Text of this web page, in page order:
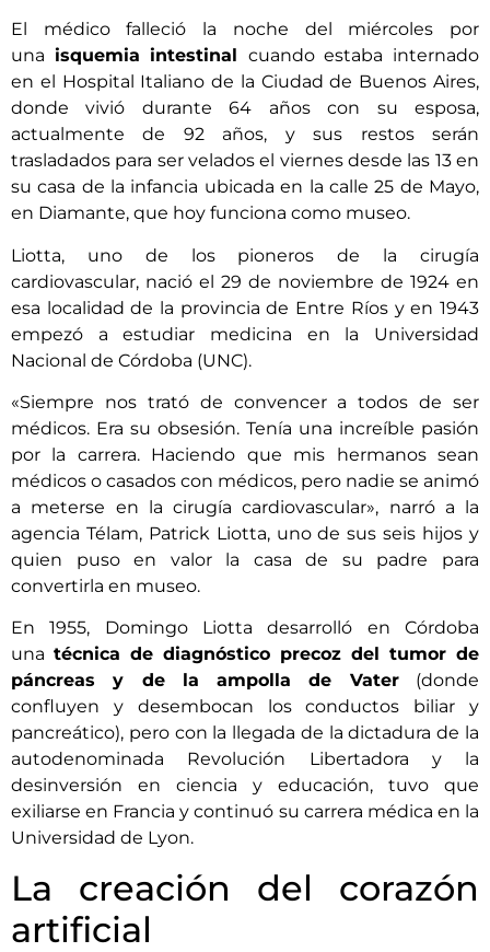
El médico falleció la noche del miércoles por
una isquemia intestinal cuando estaba internado
en el Hospital Italiano de la Ciudad de Buenos Aires,
donde vivió durante 64 años con su esposa,
actualmente de 92 años, y sus restos serán
trasladados para ser velados el viernes desde las 13 en
su casa de la infancia ubicada en la calle 25 de Mayo,
en Diamante, que hoy funciona como museo.
Liotta, uno de los pioneros de la cirugía
cardiovascular, nació el 29 de noviembre de 1924 en
esa localidad de la provincia de Entre Ríos y en 1943
empezó a estudiar medicina en la Universidad
Nacional de Córdoba (UNC).
«Siempre nos trató de convencer a todos de ser
médicos. Era su obsesión. Tenía una increíble pasión
por la carrera. Haciendo que mis hermanos sean
médicos o casados con médicos, pero nadie se animó
a meterse en la cirugía cardiovascular», narró a la
agencia Télam, Patrick Liotta, uno de sus seis hijos y
quien puso en valor la casa de su padre para
convertirla en museo.
En 1955, Domingo Liotta desarrolló en Córdoba
una técnica de diagnóstico precoz del tumor de
páncreas y de la ampolla de Vater(donde
confluyen y desembocan los conductos biliar y
pancreático), pero con la llegada de la dictadura de la
autodenominada Revolución Libertadora y la
desinversión en ciencia y educación, tuvo que
exiliarse en Francia y continuó su carrera médica en la
Universidad de Lyon.
La creación del corazón
artificial